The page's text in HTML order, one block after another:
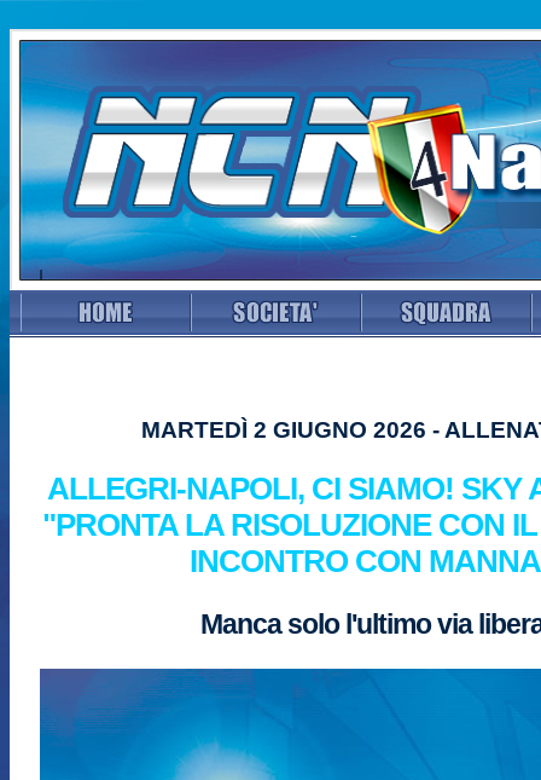
MARTEDÌ 2 GIUGNO 2026 -
ALLEGRI-NAPOLI, CI SIAMO! SKY
"PRONTA LA RISOLUZIONE CON
INCONTRO CON
Manca solo l'ultimo via